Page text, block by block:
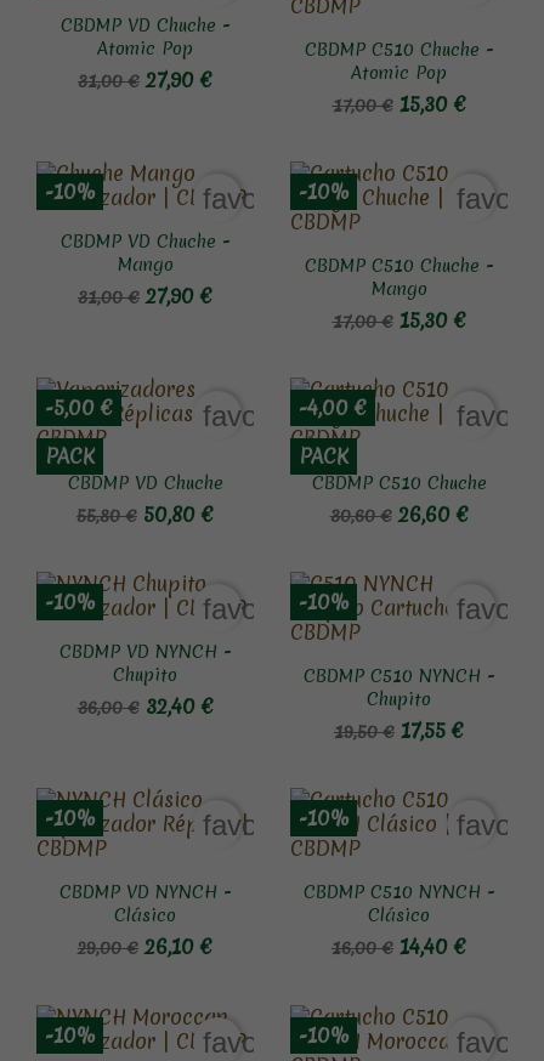
CBDMP VD Chuche -
Atomic Pop
31,00 € 27,90 €
CBDMP C510 Chuche -
Atomic Pop
17,00 € 15,30 €
CBDMP VD Chuche -
Mango
31,00 € 27,90 €
-10% favorite_border
CBDMP C510 Chuche -
Mango
17,00 € 15,30 €
-10%
CBDMP VD Chuche
55,80 € 50,80 €
-5,00 €
PACK
favorite_border
CBDMP C510 Chuche
30,60 € 26,60 €
-4,00 €
PACK
CBDMP VD NYNCH -
Chupito
36,00 € 32,40 €
-10% favorite_border
CBDMP C510 NYNCH -
Chupito
19,50 € 17,55 €
-10%
CBDMP VD NYNCH -
Clásico
29,00 € 26,10 €
-10% favorite_border
CBDMP C510 NYNCH -
Clásico
16,00 € 14,40 €
-10%
-10% favorite_border
-10%